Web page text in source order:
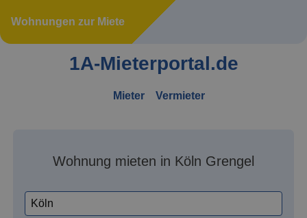
Wohnungen zur Miete
1A-Mieterportal.de
Mieter Vermieter
Wohnung mieten in Köln Grengel